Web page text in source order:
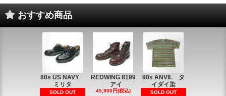
おすすめ商品
80s US NAVY
ミリタ
SOLD OUT
REDWING 8199
アイ
45,900円(税込)
90s ANVIL タ
イダイ染
SOLD OUT